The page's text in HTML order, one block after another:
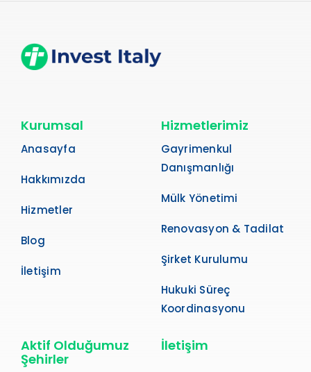
Kurumsal
Anasayfa
Hakkımızda
Hizmetler
Blog
İletişim
Hizmetlerimiz
Gayrimenkul
Danışmanlığı
Mülk Yönetimi
Renovasyon & Tadilat
Şirket Kurulumu
Hukuki Süreç
Koordinasyonu
Aktif Olduğumuz
Şehirler
İletişim